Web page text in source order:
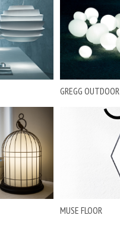
GREGG OUTDOOR
MUSE FLOOR